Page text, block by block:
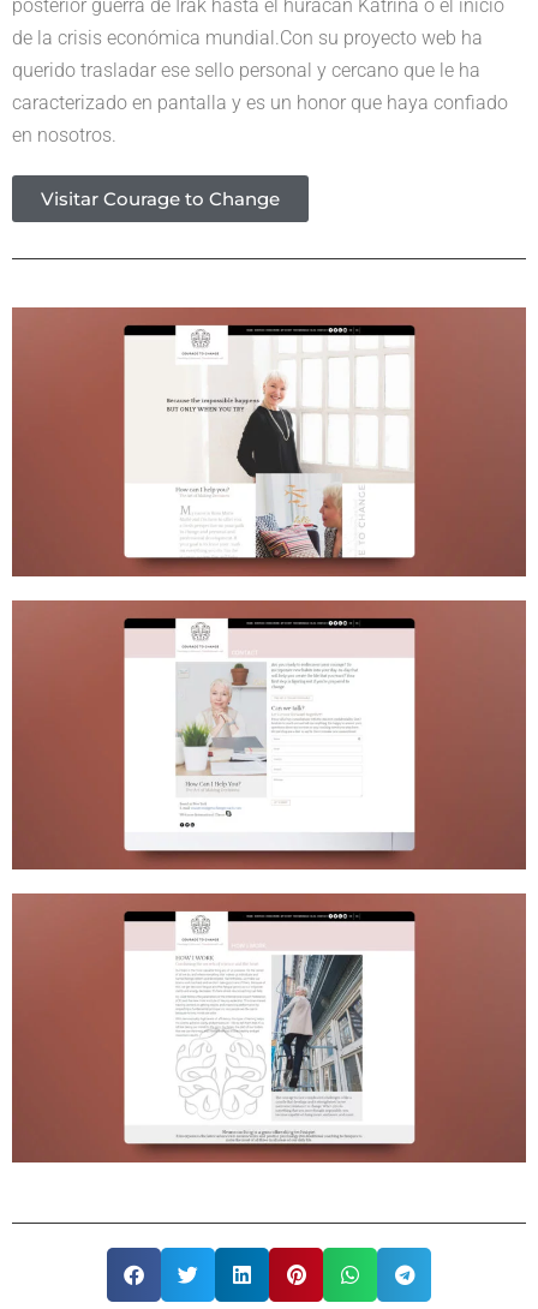
posterior guerra de Irak hasta el huracán Katrina o el inicio
de la crisis económica mundial.Con su proyecto web ha
querido trasladar ese sello personal y cercano que le ha
caracterizado en pantalla y es un honor que haya confiado
en nosotros.
Visitar Courage to Change